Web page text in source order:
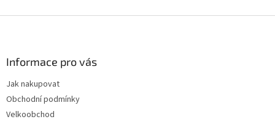
Informace pro vás
Jak nakupovat
Obchodní podmínky
Velkoobchod